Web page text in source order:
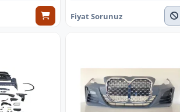
Fiyat Sorunuz